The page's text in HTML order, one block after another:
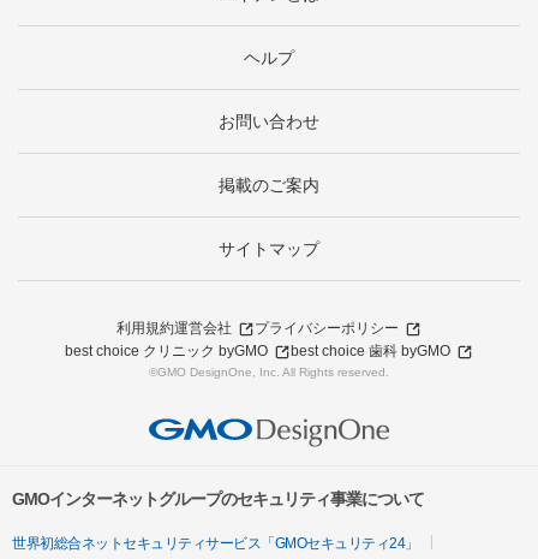
ヘルプ
お問い合わせ
掲載のご案内
サイトマップ
利用規約運営会社
プライバシーポリシー
best choice クリニック byGMO
best choice 歯科 byGMO
©GMO DesignOne, Inc. All Rights reserved.
GMOインターネットグループのセキュリティ事業について
世界初総合ネットセキュリティサービス「GMOセキュリティ24」